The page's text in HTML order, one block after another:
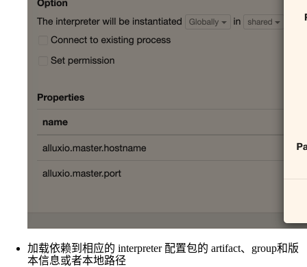
加载依赖到相应的 interpreter 配置包的 artifact、group和版
本信息或者本地路径